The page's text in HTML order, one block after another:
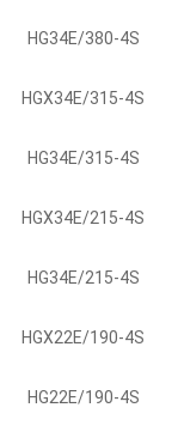
HG34E/380-4S
HGX34E/315-4S
HG34E/315-4S
HGX34E/215-4S
HG34E/215-4S
HGX22E/190-4S
HG22E/190-4S